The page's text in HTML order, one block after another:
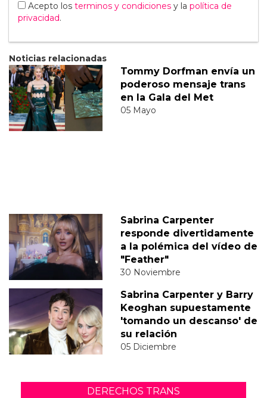
Acepto los terminos y condiciones y la política de
privacidad.
Noticias relacionadas
Tommy Dorfman envía un
poderoso mensaje trans
en la Gala del Met
05 Mayo
Sabrina Carpenter
responde divertidamente
a la polémica del vídeo de
"Feather"
30 Noviembre
Sabrina Carpenter y Barry
Keoghan supuestamente
'tomando un descanso' de
su relación
05 Diciembre
DERECHOS TRANS